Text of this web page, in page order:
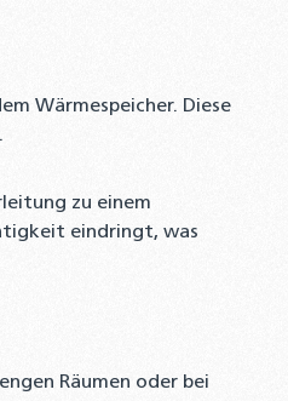
Bördelherstellung
Wärmespeicher. Diese
zu einem
eindringt, was
Räumen oder bei